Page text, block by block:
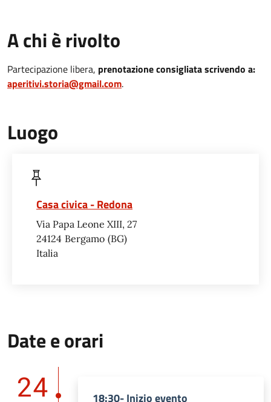
A chi è rivolto
Partecipazione libera, prenotazione consigliata scrivendo a:
aperitivi.storia@gmail.com.
Luogo
Casa civica - Redona
Via Papa Leone XIII, 27
24124 Bergamo BG
Italia
Date e orari
24 18:30- Inizio evento